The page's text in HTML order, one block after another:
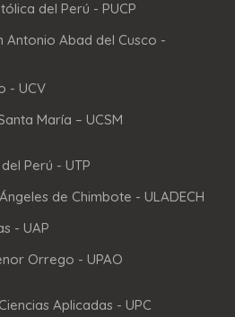
del Perú - PUCP
Antonio Abad del Cusco -
- UCV
María – UCSM
Perú - UTP
de Chimbote - ULADECH
- UAP
Orrego - UPAO
Aplicadas - UPC